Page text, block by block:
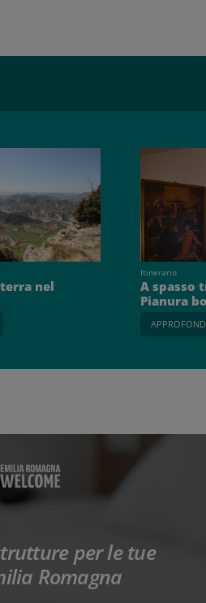
nel
Itinerario
A spasso
Pianura
per le tue
Romagna